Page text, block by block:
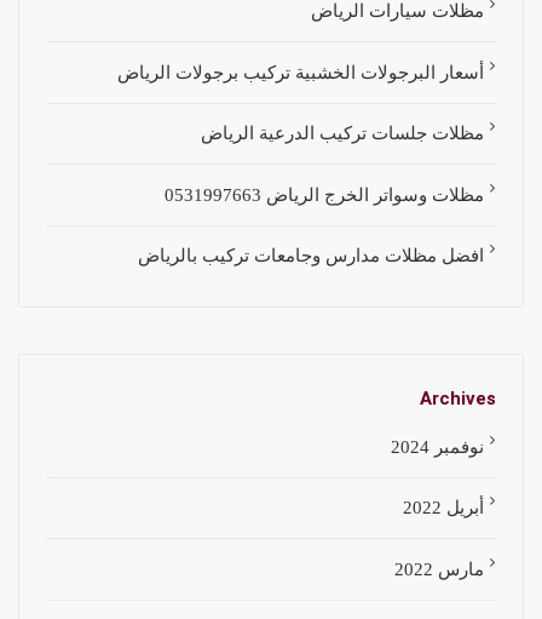
مظلات سيارات الرياض
أسعار البرجولات الخشبية تركيب برجولات الرياض
مظلات جلسات تركيب الدرعية الرياض
مظلات وسواتر الخرج الرياض 0531997663
افضل مظلات مدارس وجامعات تركيب بالرياض
Archives
نوفمبر 2024
أبريل 2022
مارس 2022